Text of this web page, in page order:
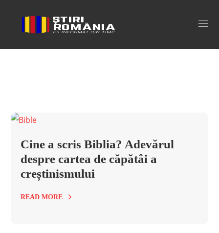
biblia Tag
Cine a scris Biblia? Adevărul
despre cartea de căpătâi a
creștinismului
READ MORE